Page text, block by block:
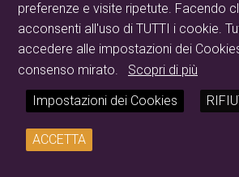
preferenze e visite ripetute. Facendo
acconsenti all'uso di TUTTI i cookie.
accedere alle impostazioni dei
consenso mirato.
Scopri di più
Impostazioni dei Cookies
ACCETTA